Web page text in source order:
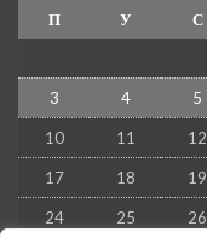
П У С
3 4 5
10 11 12
17 18 19
24 25 26